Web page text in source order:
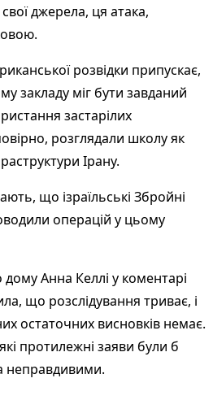
джерела, ця атака,
розвідки припускає,
закладу міг бути завданий
застарілих
розглядали школу як
Ірану.
що ізраїльські Збройні
операцій у цьому
дому Анна Келлі у коментарі
що розслідування триває, і
остаточних висновків немає.
протилежні заяви були б
неправдивими.